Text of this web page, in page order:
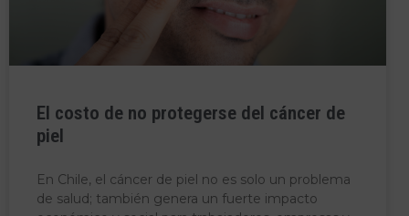
El costo de no protegerse del cáncer de
piel
En Chile, el cáncer de piel no es solo un problema
de salud; también genera un fuerte impacto